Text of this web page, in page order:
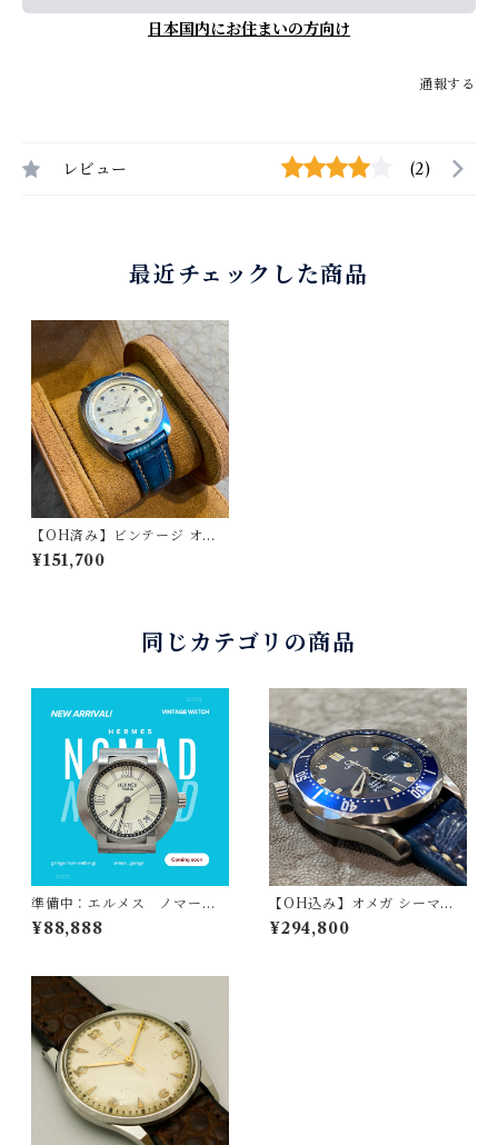
日本国内にお住まいの方向け
通報する
レビュー (2)
最近チェックした商品
【OH済み】ビンテージ オメ
ガ シーマスター / OMEGA S
EAMASTER 168.035 自動巻
ー文字盤 アプライドインデ
ックス ノンポリッシュ 純
ト付き オメガ透かしありプ
ラ風防 クロノメーター精度
¥151,700
同じカテゴリの商品
準備中：エルメス ノマー
ド ビンテージ / HERMES N
OMAD ビンテージ 腕時計
¥88,888
【OH込み】オメガ シーマス
ター300 / OMEGA SEAMAS
TER300 プロフェッショナル
¥294,800